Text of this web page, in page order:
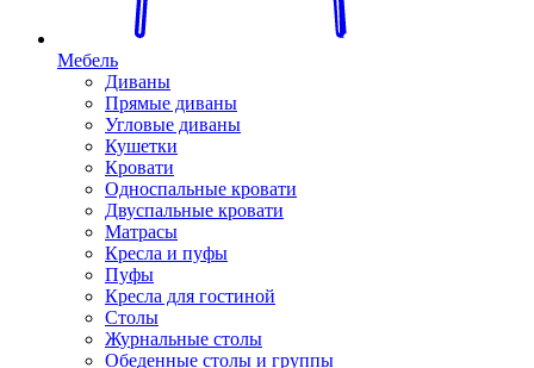
Мебель
Диваны
Прямые диваны
Угловые диваны
Кушетки
Кровати
Односпальные кровати
Двуспальные кровати
Матрасы
Кресла и пуфы
Пуфы
Кресла для гостиной
Столы
Журнальные столы
Обеденные столы и группы